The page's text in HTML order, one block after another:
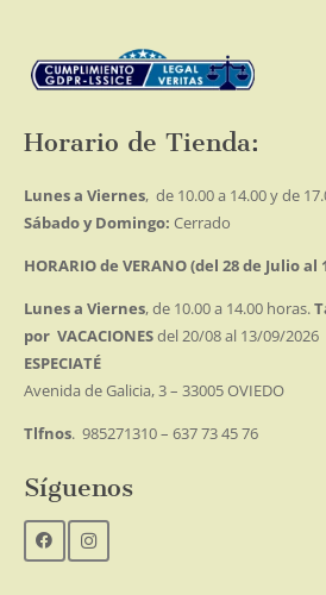
Horario de Tienda:
Lunes a Viernes, de 10.00 a 14.00 y de
Sábado y Domingo: Cerrado
HORARIO de VERANO (del 28 de Julio al
Lunes a Viernes, de 10.00 a 14.00 horas.
por VACACIONESdel 20/08 al 13/09/2026
ESPECIATÉ
Avenida de Galicia, 3 – 33005 OVIEDO
Tlfnos. 985271310 – 637 73 45 76
Síguenos